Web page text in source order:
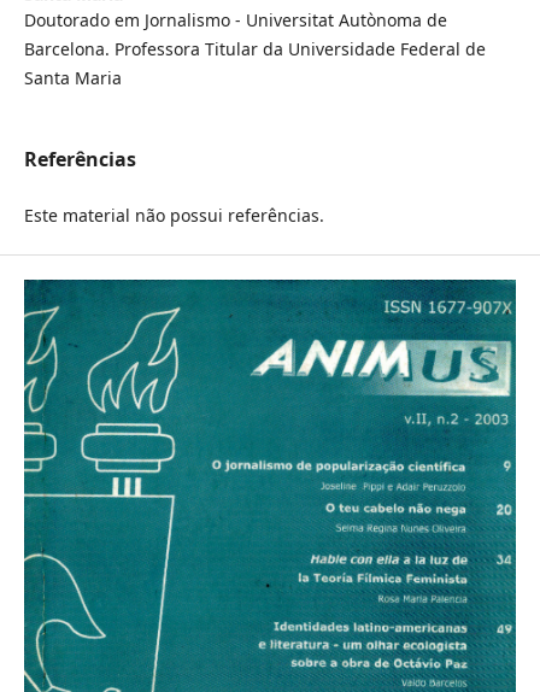
Doutorado em Jornalismo - Universitat Autònoma de
Barcelona. Professora Titular da Universidade Federal de
Santa Maria
Referências
Este material não possui referências.